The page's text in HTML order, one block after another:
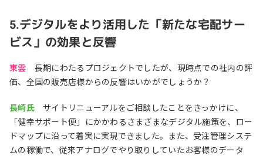
5.デジタルをより活用した「新たな宅配サー
ビス」の効果と反響
東雲 長期にわたるプロジェクトでしたが、現時点での社内の評
価、全国の販売店様からの反響はいかがでしょうか？
長崎氏サイトリニューアルをご相談したことをきっかけに、
「健幸サポート便」にかかわるさまざまなデジタル施策を、ロー
ドマップに沿って着実に実現できました。また、受注管理システ
ムの稼働で、従来アナログでやり取りしていたお客様のデータ